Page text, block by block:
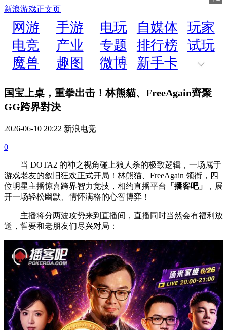
新浪游戏正文页
网游 手游 电玩 自媒体
玩家
电竞
产业 专题 排行榜
试玩
魔兽
趣图 微博 新手卡
国宝上桌，重拳出击！林熊貓、FreeAgain齊聚
GG跨界對決
2026-06-10 20:22 新浪电竞
0
当 DOTA2 的神之视角碰上狼人杀的极致逻辑，一场属于
游戏老友的叙旧狂欢正式开局！林熊猫、FreeAgain 领衔，四
位明星主播惊喜跨界智力竞技，相约直播平台
「播客吧」
，展
开一场轻松幽默、情怀满格的心智博弈！
主播将分两波攻势来到直播间，直播同时当然会有福利放
送，誓要和老朋友们尽兴对局：